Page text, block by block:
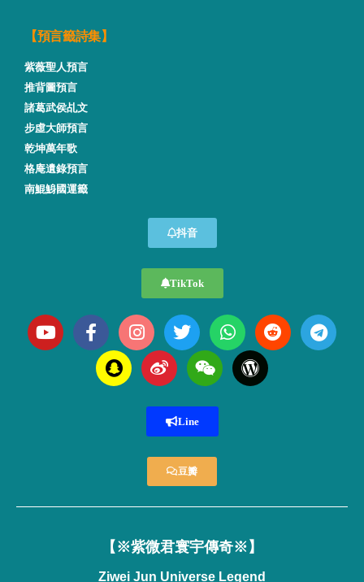
【預言籤詩集】
紫薇聖人預言
推背圖預言
諸葛武侯乩文
步虛大師預言
乾坤萬年歌
格庵遺錄預言
南鯤鯓國運籤
抖音
TikTok
Line
豆瓣
【※紫微君寰宇傳奇※】
Ziwei Jun Universe Legend